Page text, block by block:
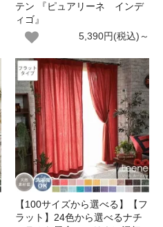
テン 『ピュアリーネ インデ
ィゴ』
5,390円(税込)～
【100サイズから選べる】【フ
ラット】24色から選べるナチ